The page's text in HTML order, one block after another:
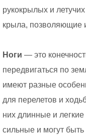
рукокрылых и
крыла, позволяющие
Ноги — это
передвигаться по
имеют разные
для перелетов и
них длинные и
сильные и могут